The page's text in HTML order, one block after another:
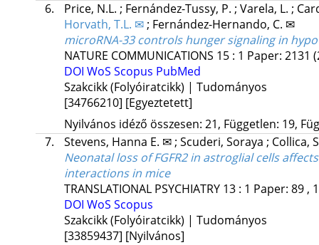
6.
Price, N.L. ; Fernández-Tussy, P. ; Varela, L. ;
Horvath, T.L. ✉; Fernández-Hernando, C. ✉
microRNA-33 controls hunger signaling in
NATURE COMMUNICATIONS 15: 1 Paper: 2131
DOI WoS Scopus PubMed
Szakcikk (Folyóiratcikk) | Tudományos
[34766210] [Egyeztetett]
Nyilvános idéző összesen: 21, Független: 19,
7.
Stevens, Hanna E. ✉; Scuderi, Soraya ; Collica,
Neonatal loss of FGFR2 in astroglial cells
interactions in mice
TRANSLATIONAL PSYCHIATRY 13: 1 Paper: 89 ,
DOI WoS Scopus
Szakcikk (Folyóiratcikk) | Tudományos
[33859437] [Nyilvános]